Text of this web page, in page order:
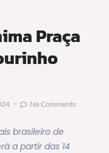
Praça
No Comments
brasileiro de
a partir das 14